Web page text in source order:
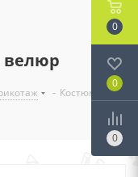
велюр
- Костюм дет. 2
0
0
0